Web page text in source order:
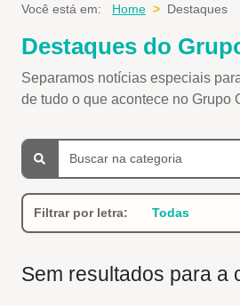
Você está em: Home Destaques
Destaques do
Separamos notícias especiais
de tudo o que acontece no Grupo
Buscar
Filtrar por letra:
Sem resultados para a